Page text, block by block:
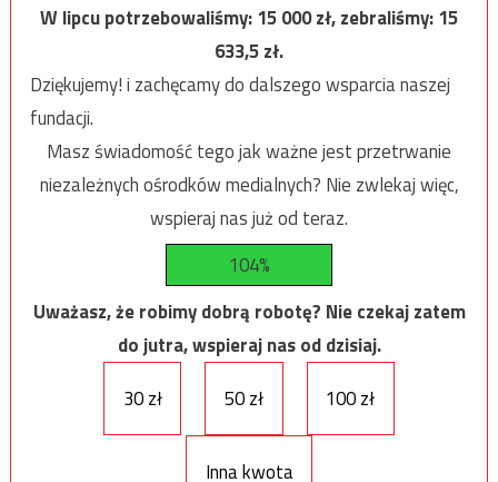
W lipcu potrzebowaliśmy:15 000zł, zebraliśmy:15
633,5zł.
Dziękujemy! i zachęcamy do dalszego wsparcia naszej
fundacji.
Masz świadomość tego jak ważne jest przetrwanie
niezależnych ośrodków medialnych? Nie zwlekaj więc,
wspieraj nas już od teraz.
104%
Uważasz, że robimy dobrą robotę? Nie czekaj zatem
do jutra, wspieraj nas od dzisiaj.
30 zł
50 zł 100 zł
Inna kwota